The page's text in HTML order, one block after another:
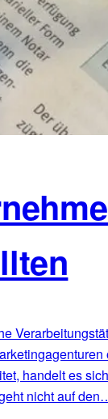
handelt es
nicht auf